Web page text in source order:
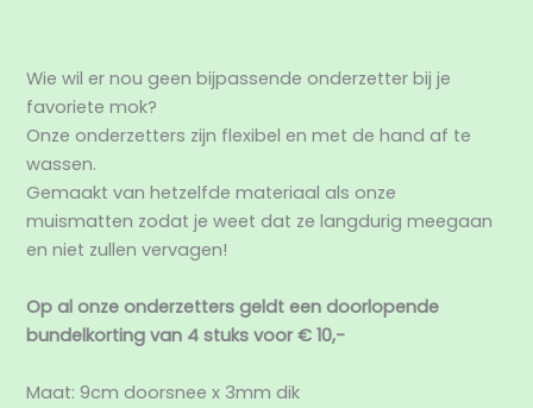
Wie wil er nou geen bijpassende onderzetter bij je
favoriete mok?
Onze onderzetters zijn flexibel en met de hand af te
wassen.
Gemaakt van hetzelfde materiaal als onze
muismatten zodat je weet dat ze langdurig meegaan
en niet zullen vervagen!
Op al onze onderzetters geldt een doorlopende
bundelkorting van 4 stuks voor € 10,-
Maat: 9cm doorsnee x 3mm dik